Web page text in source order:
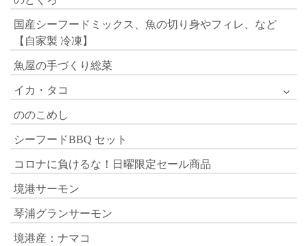
国産シーフードミックス、魚の切り身やフィレ、など
【自家製 冷凍】
魚屋の手づくり総菜
イカ・タコ
ののこめし
シーフードBBQ セット
コロナに負けるな！日曜限定セール商品
境港サーモン
琴浦グランサーモン
境港産：ナマコ